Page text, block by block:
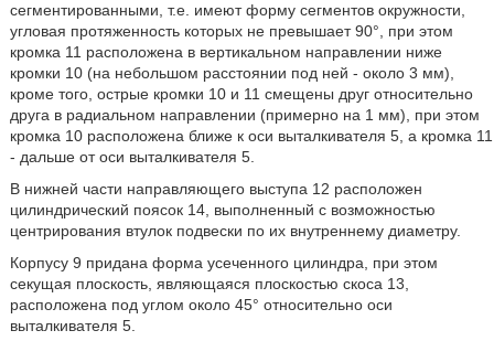
сегментированными, т.е. имеют форму сегментов окружности,
угловая протяженность которых не превышает 90°, при этом
кромка 11 расположена в вертикальном направлении ниже
кромки 10 (на небольшом расстоянии под ней - около 3 мм),
кроме того, острые кромки 10 и 11 смещены друг относительно
друга в радиальном направлении (примерно на 1 мм), при этом
кромка 10 расположена ближе к оси выталкивателя 5, а кромка 11
- дальше от оси выталкивателя 5.
В нижней части направляющего выступа 12 расположен
цилиндрический поясок 14, выполненный с возможностью
центрирования втулок подвески по их внутреннему диаметру.
Корпусу 9 придана форма усеченного цилиндра, при этом
секущая плоскость, являющаяся плоскостью скоса 13,
расположена под углом около 45° относительно оси
выталкивателя 5.